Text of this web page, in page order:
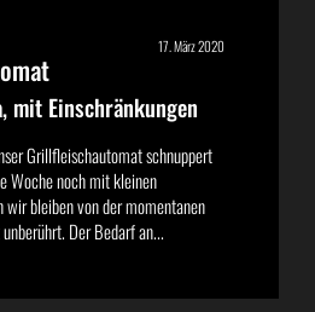
17. März 2020
mit Einschränkungen
Grillfleischautomat schnuppert
Woche noch mit kleinen
wir bleiben von der momentanen
Der Bedarf an...